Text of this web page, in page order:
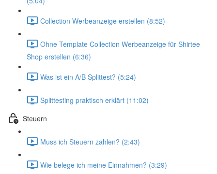
Collection Werbeanzeige erstellen (8:52)
Ohne Template Collection Werbeanzeige für Shirtee
Shop erstellen (6:36)
Was ist ein A/B Splittest? (5:24)
Splittesting praktisch erklärt (11:02)
Steuern
Muss ich Steuern zahlen? (2:43)
Wie belege ich meine Einnahmen? (3:29)